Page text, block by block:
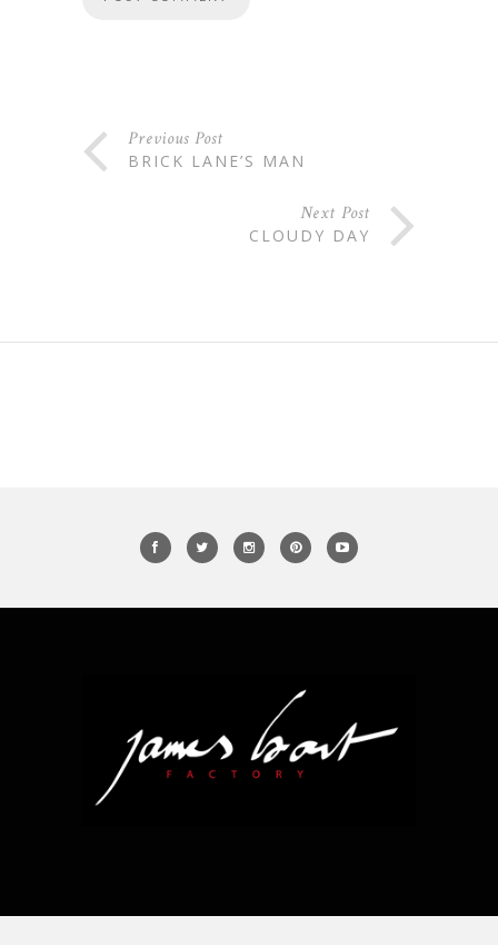
Previous Post
BRICK LANE’S MAN
Next Post
CLOUDY DAY